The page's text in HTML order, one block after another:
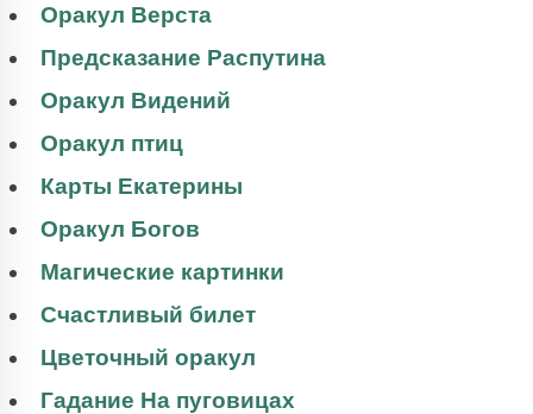
Оракул Верста
Предсказание Распутина
Оракул Видений
Оракул птиц
Карты Екатерины
Оракул Богов
Магические картинки
Счастливый билет
Цветочный оракул
Гадание На пуговицах